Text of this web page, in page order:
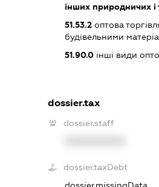
інших природничих і
51.53.2оптова
будівельними
51.90.0інші види
dossier.tax
dossier.staff
dossier.taxDebt